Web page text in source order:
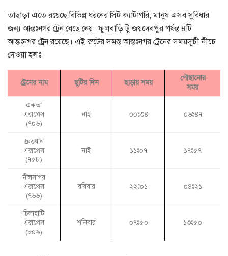
তাছাড়া এতে রয়েছে বিভিন্ন ধরনের সিট ক্যাটাগরি, মানুষ এসব সুবিধার
জন্য আন্তঃনগর ট্রেন বেছে নেয়। ফুলবাড়ি টু জয়দেবপুর পর্যন্ত ৪টি
আন্তঃনগর ট্রেন রয়েছে। এই রুটের সমস্ত আন্তঃনগর ট্রেনের সময়সূচী নীচে
দেওয়া হলঃ
ট্রেনের নাম ছুটির দিন ছাড়ায় সময়
পৌছানোর
সময়
একতা
এক্সপ্রেস
(৭০৬)
নাই ০০ঃ৩৪ ০৬ঃ৪৭
দ্রুতযান
এক্সপ্রেস
(৭৫৮)
নাই ১১ঃ০৭ ১৭ঃ৫৭
নীলসাগর
এক্সপ্রেস
(৭৬৬)
রবিবার ২২ঃ০১ ০৪ঃ২১
চিলাহাটি
এক্সপ্রেস
(৮০৬)
শনিবার ০৭ঃ৫০ ১৩ঃ৫০